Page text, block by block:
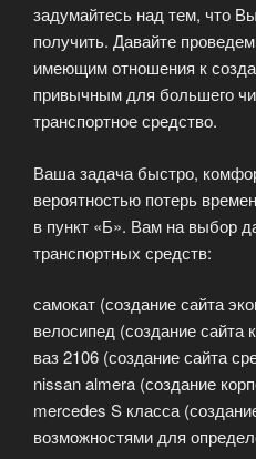
задумайтесь над тем, что
получить. Давайте
имеющим отношения к
привычным для большего
транспортное средство.
Ваша задача быстро,
вероятностью потерь
в пункт «Б». Вам на выбор
транспортных средств:
самокат (создание сайта
велосипед (создание сайта
ваз 2106 (создание сайта
nissan almera (создание
mercedes S класса
возможностями для